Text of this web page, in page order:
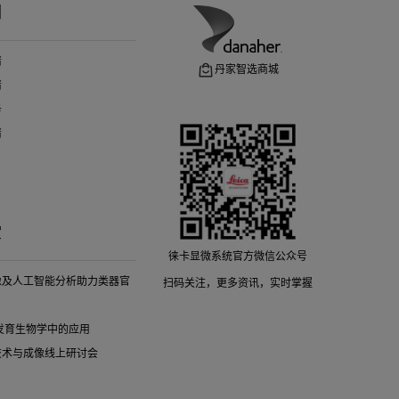
人工智能分析助力类器官
育生物学中的应用
与成像线上研讨会
丹家智选商城
徕卡显微系统官方微信公众号
扫码关注，更多资讯，实时掌握